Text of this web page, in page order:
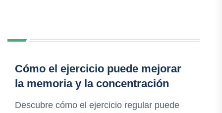
Cómo el ejercicio puede mejorar
la memoria y la concentración
Descubre cómo el ejercicio regular puede